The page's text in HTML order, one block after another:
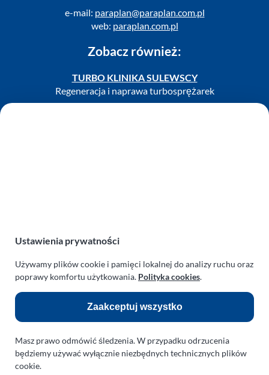
e-mail: paraplan@paraplan.com.pl
web: paraplan.com.pl
Zobacz również:
TURBO KLINIKA SULEWSCY
Regeneracja i naprawa turbosprężarek
Odnośniki:
Flight Operations Consulting
Motopark Koszalin
Rodzina Wolarków
Ustawienia prywatności
Używamy plików cookie i pamięci lokalnej do analizy ruchu oraz
poprawy komfortu użytkowania. Polityka cookies.
Zaakceptuj wszystko
Masz prawo odmówić śledzenia. W przypadku odrzucenia
będziemy używać wyłącznie niezbędnych technicznych plików
cookie.